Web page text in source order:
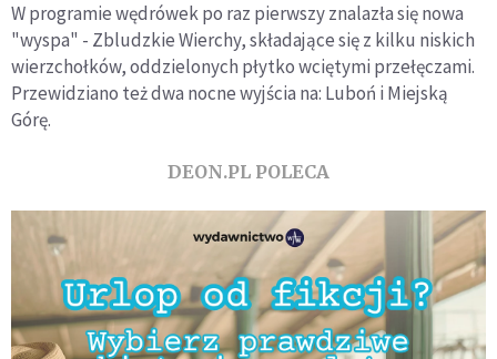
W programie wędrówek po raz pierwszy znalazła się nowa
"wyspa" - Zbludzkie Wierchy, składające się z kilku niskich
wierzchołków, oddzielonych płytko wciętymi przełęczami.
Przewidziano też dwa nocne wyjścia na: Luboń i Miejską
Górę.
DEON.PL POLECA